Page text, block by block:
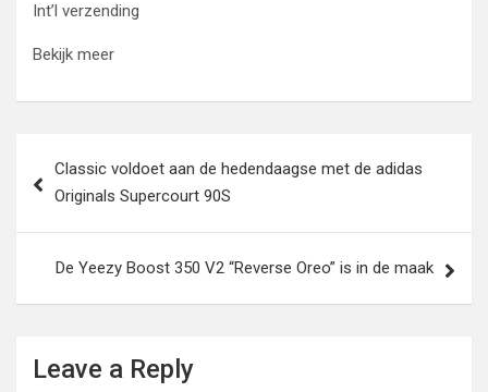
Int’l verzending
Bekijk meer
navigation
Classic voldoet aan de hedendaagse met de adidas
Originals Supercourt 90S
De Yeezy Boost 350 V2 “Reverse Oreo” is in de maak
Leave a Reply